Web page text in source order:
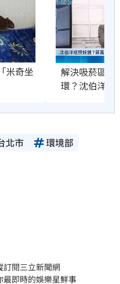
米奇坐
解決吸菸區、
環？沈伯洋回
北市
環境部
閱三立新聞網
即時的娛樂星鮮事